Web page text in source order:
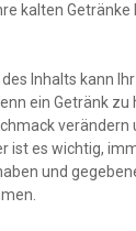
kalten Getränke
Inhalts kann
ein Getränk zu
verändern
ist es wichtig,
und